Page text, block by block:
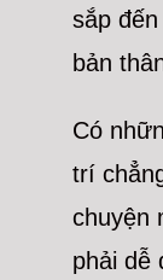
sắp
bản
Có
trí
chuyện
phải dễ